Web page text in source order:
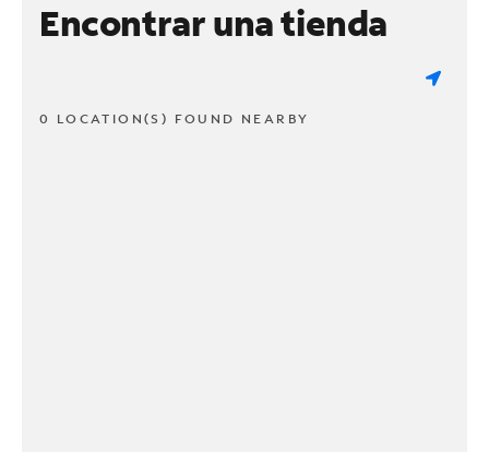
Encontrar una tienda
0 LOCATION(S) FOUND NEARBY